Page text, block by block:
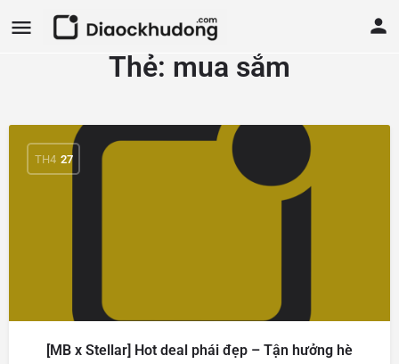
Thẻ: mua sắm
TH4 27
[MB x Stellar] Hot deal phái đẹp – Tận hưởng hè